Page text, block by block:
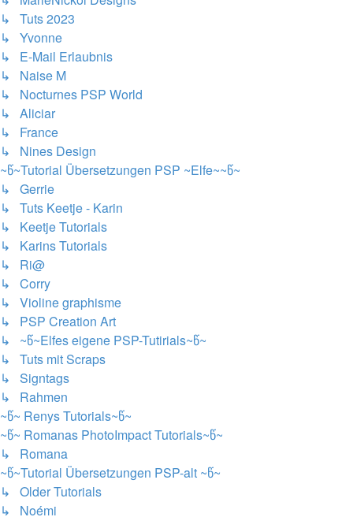
↳ Tuts 2023
↳ Yvonne
↳ E-Mail Erlaubnis
↳ Naise M
↳ Nocturnes PSP World
↳ Aliciar
↳ France
↳ Nines Design
~წ~Tutorial Übersetzungen PSP ~Elfe~~წ~
↳ Gerrie
↳ Tuts Keetje - Karin
↳ Keetje Tutorials
↳ Karins Tutorials
↳ Ri@
↳ Corry
↳ Violine graphisme
↳ PSP Creation Art
↳ ~წ~Elfes eigene PSP-Tutirials~წ~
↳ Tuts mit Scraps
↳ Signtags
↳ Rahmen
~წ~ Renys Tutorials~წ~
~წ~ Romanas PhotoImpact Tutorials~წ~
↳ Romana
~წ~Tutorial Übersetzungen PSP-alt ~წ~
↳ Older Tutorials
↳ Noémi